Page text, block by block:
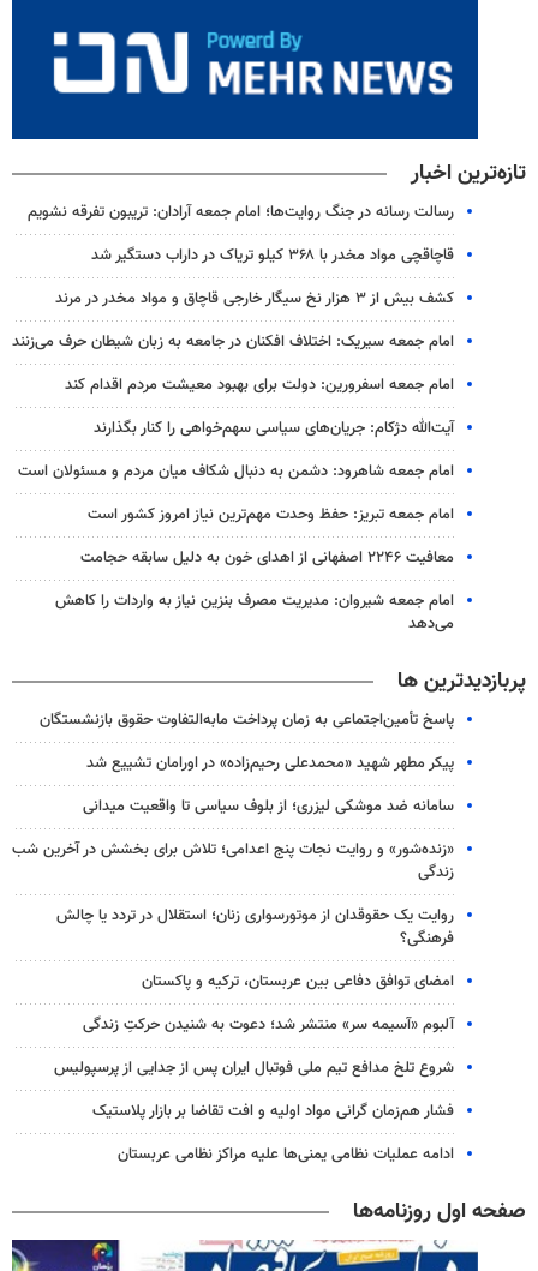
تازه‌ترین اخبار
رسالت رسانه در جنگ روایت‌ها؛ امام جمعه آرادان: تریبون تفرقه نشویم
قاچاقچی مواد مخدر با ۳۶۸ کیلو تریاک در داراب دستگیر شد
کشف بیش از ۳ هزار نخ سیگار خارجی قاچاق و مواد مخدر در مرند
امام جمعه سیریک: اختلاف افکنان در جامعه به زبان شیطان حرف می‌زنند
امام جمعه اسفرورین: دولت برای بهبود معیشت مردم اقدام کند
آیت‌الله دژکام: جریان‌های سیاسی سهم‌خواهی را کنار بگذارند
امام جمعه شاهرود: دشمن به دنبال شکاف میان مردم و مسئولان است
امام جمعه تبریز: حفظ وحدت مهم‌ترین نیاز امروز کشور است
معافیت ۲۲۴۶ اصفهانی از اهدای خون به دلیل سابقه حجامت
امام جمعه شیروان: مدیریت مصرف بنزین نیاز به واردات را کاهش
می‌دهد
پربازدیدترین ها
پاسخ تأمین‌اجتماعی به زمان پرداخت مابه‌التفاوت حقوق بازنشستگان
پیکر مطهر شهید «محمدعلی رحیم‌زاده» در اورامان تشییع شد
سامانه ضد موشکی لیزری؛ از بلوف سیاسی تا واقعیت میدانی
«زنده‌شور» و روایت نجات پنج اعدامی؛ تلاش برای بخشش در آخرین شب
زندگی
روایت یک حقوقدان از موتورسواری زنان؛ استقلال در تردد یا چالش
فرهنگی؟
امضای توافق دفاعی بین عربستان، ترکیه و پاکستان
آلبوم «آسیمه سر» منتشر شد؛ دعوت به شنیدن حرکتِ زندگی
شروع تلخ مدافع تیم ملی فوتبال ایران پس از جدایی از پرسپولیس
فشار هم‌زمان گرانی مواد اولیه و افت تقاضا بر بازار پلاستیک
ادامه عملیات نظامی یمنی‌ها علیه مراکز نظامی عربستان
صفحه اول روزنامه‌ها